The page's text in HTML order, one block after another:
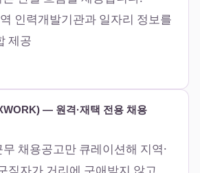
인력개발기관과 일자리 정보를
제공
— 원격·재택 전용 채용
채용공고만 큐레이션해 지역·